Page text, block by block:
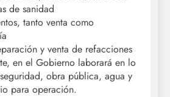
de sanidad
tanto venta como
y venta de refacciones
en el Gobierno laborará en lo
obra pública, agua y
para operación.